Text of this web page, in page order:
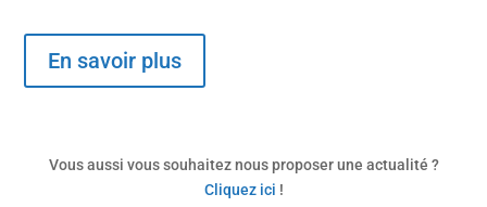
En savoir plus
Vous aussi vous souhaitez nous proposer une actualité ?
Cliquez ici !